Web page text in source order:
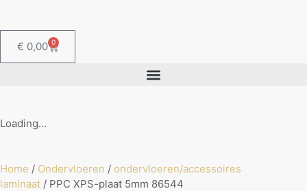
€ 0,00 0
Loading...
Home / Ondervloeren / ondervloeren/accessoires
laminaat / PPC XPS-plaat 5mm 86544